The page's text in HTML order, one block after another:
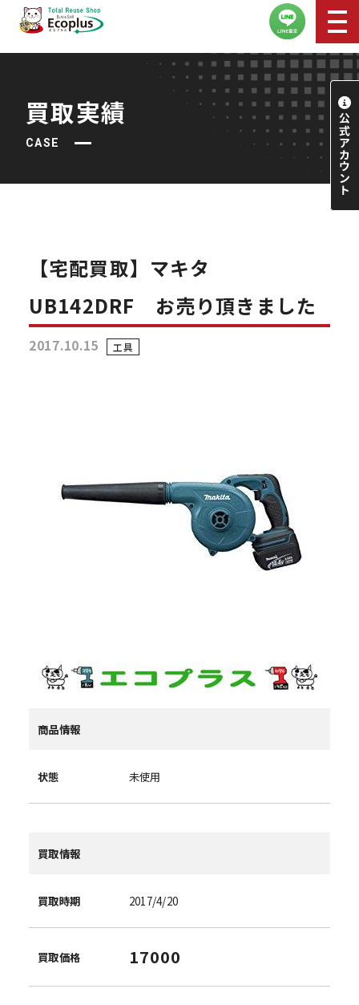
買取実績
CASE
【宅配買取】マキタ
UB142DRF お売り頂きました
2017.10.15 工具
商品情報
状態 未使用
買取情報
買取時期 2017/4/20
買取価格 17000